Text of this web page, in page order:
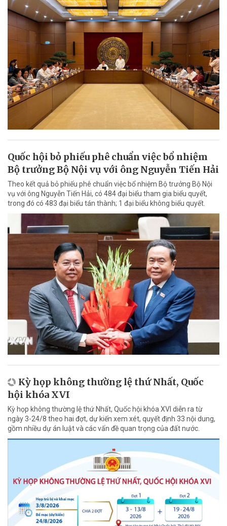
Quốc hội bỏ phiếu phê chuẩn việc bổ nhiệm
Bộ trưởng Bộ Nội vụ với ông Nguyễn Tiến Hải
Theo kết quả bỏ phiếu phê chuẩn việc bổ nhiệm Bộ trưởng Bộ Nội
vụ với ông Nguyễn Tiến Hải, có 484 đại biểu tham gia biểu quyết,
trong đó có 483 đại biểu tán thành; 1 đại biểu không biểu quyết.
Kỳ họp không thường lệ thứ Nhất, Quốc
hội khóa XVI
Kỳ họp không thường lệ thứ Nhất, Quốc hội khóa XVI diễn ra từ
ngày 3-24/8 theo hai đợt, dự kiến xem xét, quyết định 33 nội dung,
gồm nhiều dự án luật và các vấn đề quan trọng của đất nước.